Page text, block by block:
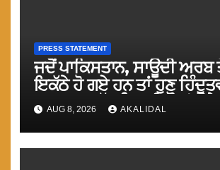
PRESS STATEMENT
ਜਦੋਂ ਪਾਕਿਸਤਾਨ, ਸਾਊਦੀ ਅਰਬ
ਇਕੱਠੇ ਹੋ ਗਏ ਹਨ ਤਾਂ ਹੁਣ
ਹੁਕਮਰਾਨ ਘੱਟ ਗਿਣਤੀ ਕੌਮਾਂ ਉਤੇ
ਤੇਜ਼ ਕਰਨਗੇ : ਮਾਨ
AUG 8, 2026 AKALIDAL